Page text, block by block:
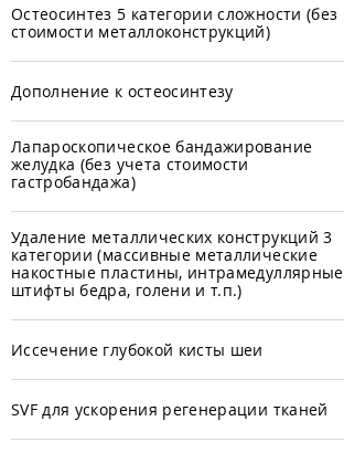
Остеосинтез 5 категории сложности (без
стоимости металлоконструкций)
Дополнение к остеосинтезу
Лапароскопическое бандажирование
желудка (без учета стоимости
гастробандажа)
Удаление металлических конструкций 3
категории (массивные металлические
накостные пластины, интрамедуллярные
штифты бедра, голени и т.п.)
Иссечение глубокой кисты шеи
SVF для ускорения регенерации тканей